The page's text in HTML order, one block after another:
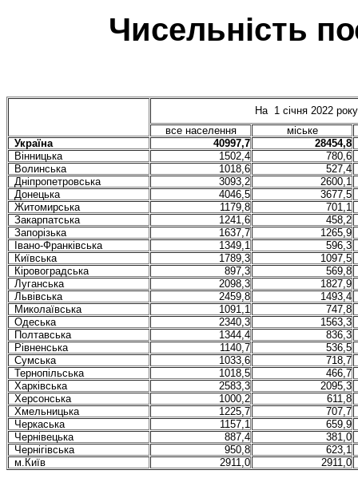
Чисельність
На 1 січня 2022 року
все населення
міське
Україна
40997,7
28454,8
Вінницька
1502,4
780,6
Волинська
1018,6
527,4
Дніпропетровська
3093,2
2600,1
Донецька
4046,5
3677,5
Житомирська
1179,8
701,1
Закарпатська
1241,6
458,2
Запорізька
1637,7
1265,9
Івано-Франківська
1349,1
596,3
Київська
1789,3
1097,5
Кіровоградська
897,3
569,8
Луганська
2098,3
1827,9
Львівська
2459,8
1493,4
Миколаївська
1091,1
747,8
Одеська
2340,3
1563,3
Полтавська
1344,4
836,3
Рівненська
1140,7
536,5
Сумська
1033,6
718,7
Тернопільська
1018,5
466,7
Харківська
2583,3
2095,3
Херсонська
1000,2
611,8
Хмельницька
1225,7
707,7
Черкаська
1157,1
659,9
Чернівецька
887,4
381,0
Чернігівська
950,8
623,1
м.Київ
2911,0 2911,0